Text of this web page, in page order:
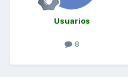
Usuarios
8